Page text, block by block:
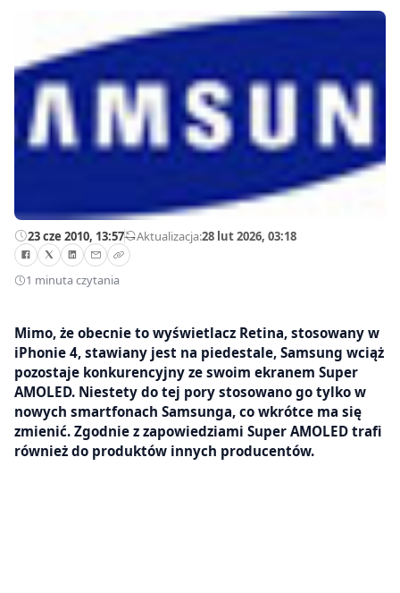
23 cze 2010, 13:57—Aktualizacja:28 lut 2026, 03:18
1 minuta czytania
Mimo, że obecnie to wyświetlacz Retina, stosowany w
iPhonie 4, stawiany jest na piedestale, Samsung wciąż
pozostaje konkurencyjny ze swoim ekranem Super
AMOLED. Niestety do tej pory stosowano go tylko w
nowych smartfonach Samsunga, co wkrótce ma się
zmienić. Zgodnie z zapowiedziami Super AMOLED trafi
również do produktów innych producentów.